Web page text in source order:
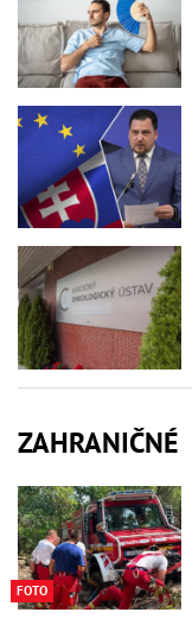
ZAHRANIČNÉ
FOTO